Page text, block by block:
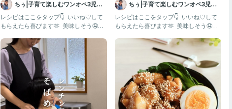
ちぅ|子育て楽しむワンオペ3児マ
マ
レシピはここをタップ👇 ⁡ いいね♡して
もらえたら喜びます🫶 ⁡ 美味しそう🤤作
ちぅ|子育て楽しむワンオペ3児マ
マ
レシピはここをタップ👇 ⁡ いいね♡して
もらえたら喜びます🫶 ⁡ 美味しそう🤤作